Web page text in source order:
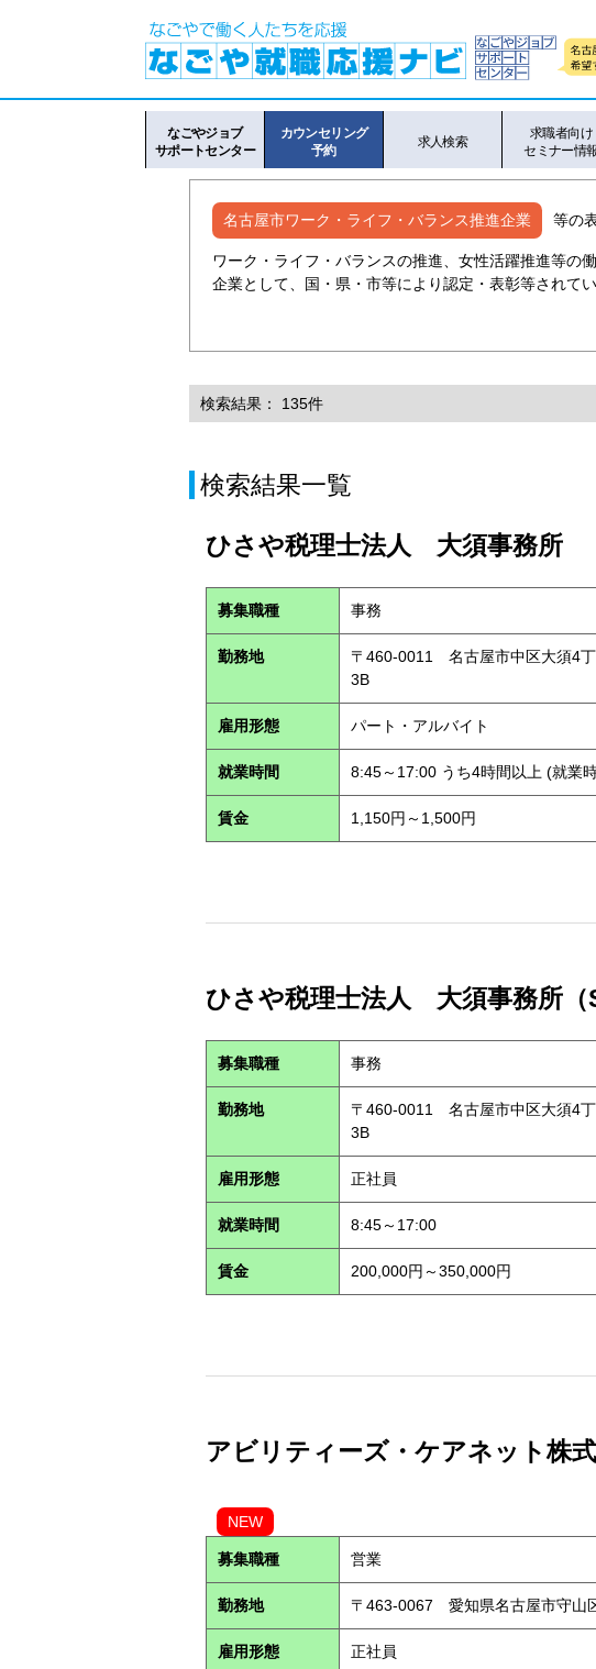
なごやジョブ
サポートセンター
カウンセリング
予約
求人検索
求職者向け
セミナー情
名古屋市ワーク・ライフ・バランス推進企業 等の
ワーク・ライフ・バランスの推進、女性活躍推進等の
企業として、国・県・市等により認定・表彰等されて
検索結果： 135件
検索結果一覧
ひさや税理士法人 大須事務所
募集職種 事務
勤務地
〒460-0011 名古屋市中区大須4
3B
雇用形態 パート・アルバイト
就業時間 8:45～17:00 うち4時間以上 (就業
賃金 1,150円～1,500円
ひさや税理士法人 大須事務所（
募集職種 事務
勤務地
〒460-0011 名古屋市中区大須4
3B
雇用形態 正社員
就業時間 8:45～17:00
賃金 200,000円～350,000円
アビリティーズ・ケアネット株
NEW
募集職種 営業
勤務地 〒463-0067 愛知県名古屋市守山
雇用形態 正社員